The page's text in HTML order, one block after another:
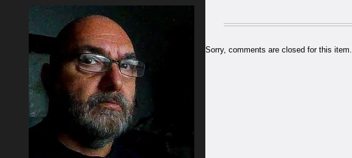
Sorry, comments are closed for this item.